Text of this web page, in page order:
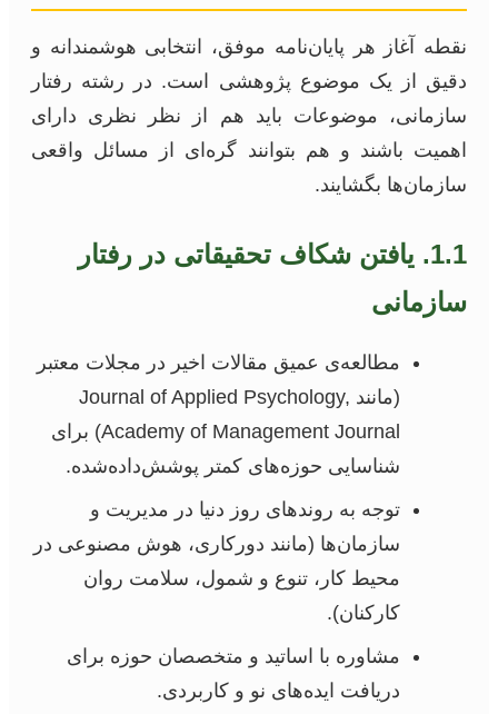
نقطه آغاز هر پایان‌نامه موفق، انتخابی هوشمندانه و
دقیق از یک موضوع پژوهشی است. در رشته رفتار
سازمانی، موضوعات باید هم از نظر نظری دارای
اهمیت باشند و هم بتوانند گره‌ای از مسائل واقعی
سازمان‌ها بگشایند.
1.1. یافتن شکاف تحقیقاتی در رفتار
سازمانی
مطالعه‌ی عمیق مقالات اخیر در مجلات معتبر
(مانند Journal of Applied Psychology,
Academy of Management Journal) برای
شناسایی حوزه‌های کمتر پوشش‌داده‌شده.
توجه به روندهای روز دنیا در مدیریت و
سازمان‌ها (مانند دورکاری، هوش مصنوعی در
محیط کار، تنوع و شمول، سلامت روان
کارکنان).
مشاوره با اساتید و متخصصان حوزه برای
دریافت ایده‌های نو و کاربردی.